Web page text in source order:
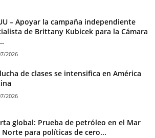
– Apoyar la campaña independiente
de Brittany Kubicek para la Cámara
2026
de clases se intensifica en América
2026
global: Prueba de petróleo en el Mar
Norte para políticas de cero...